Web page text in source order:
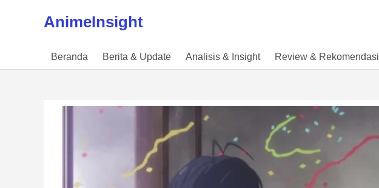
AnimeInsight
Beranda Berita & Update Analisis & Insight Review & Rekomendasi